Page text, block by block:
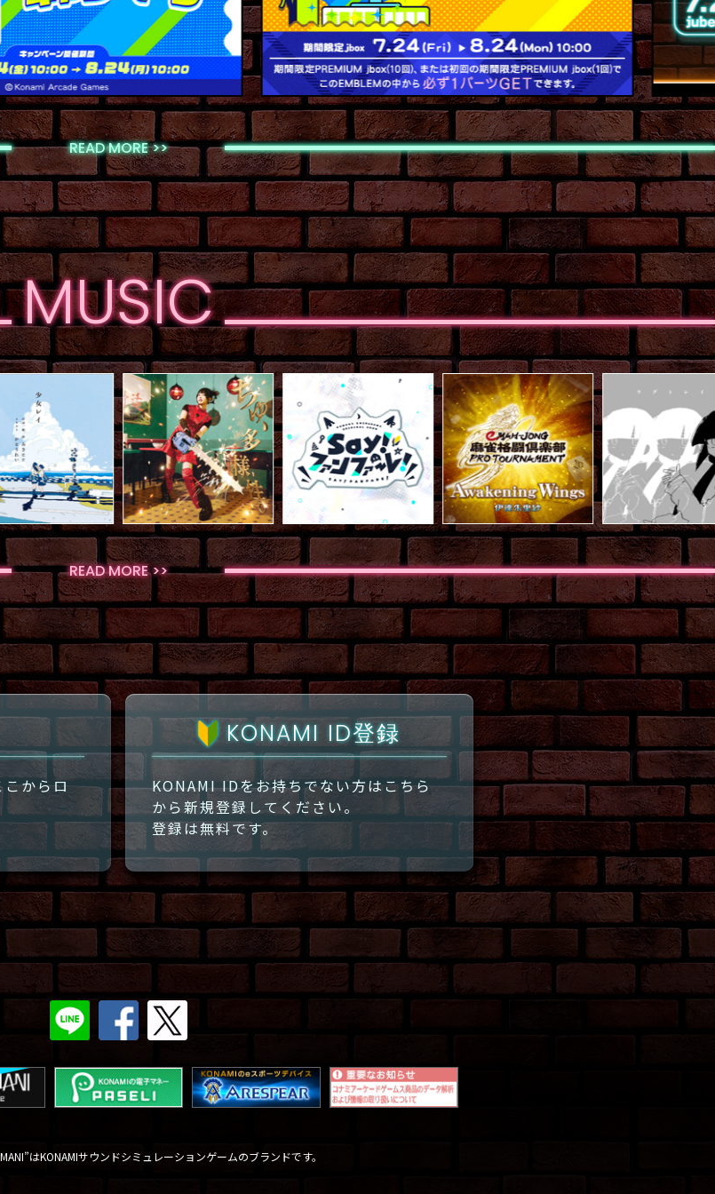
READ MORE >>
MUSIC
READ MORE >>
からロ
KONAMI ID登録
KONAMI IDをお持ちでない方はこちら
から新規登録してください。
登録は無料です。
はKONAMIサウンドシミュレーションゲームのブランドです。